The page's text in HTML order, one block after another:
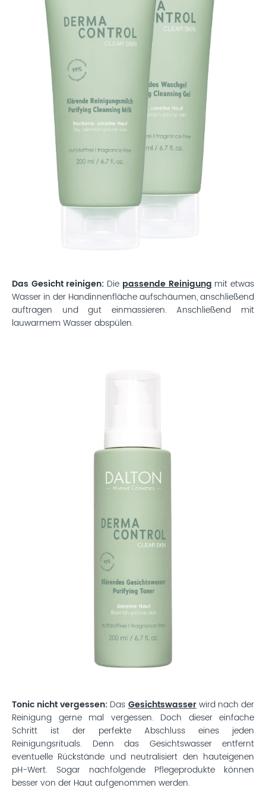
Das Gesicht reinigen: Diepassende Reinigungmit etwas
Wasser in der Handinnenfläche aufschäumen, anschließend
auftragen und gut einmassieren. Anschließend mit
lauwarmem Wasser abspülen.
Tonic nicht vergessen: DasGesichtswasserwird nach der
Reinigung gerne mal vergessen. Doch dieser einfache
Schritt ist der perfekte Abschluss eines jeden
Reinigungsrituals. Denn das Gesichtswasser entfernt
eventuelle Rückstände und neutralisiert den hauteigenen
pH-Wert. Sogar nachfolgende Pflegeprodukte können
besser von der Haut aufgenommen werden.